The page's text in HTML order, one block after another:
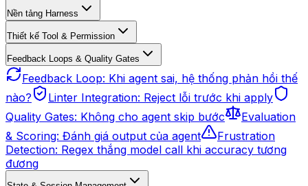
Nền tảng Harness
Thiết kế Tool & Permission
Feedback Loops & Quality Gates
Feedback Loop: Khi agent sai, hệ thống phản hồi thế
nào?
Linter Integration: Reject lỗi trước khi apply
Quality Gates: Không cho agent skip bước
Evaluation
& Scoring: Đánh giá output của agent
Frustration
Detection: Regex thắng model call khi accuracy tương
đương